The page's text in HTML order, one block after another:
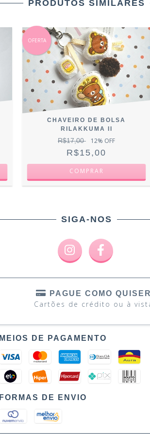
PRODUTOS SIMILARES
OFERTA
CHAVEIRO DE BOLSA
RILAKKUMA II
R$17,00 12% OFF
R$15,00
SIGA-NOS
PAGUE COMO QUISER
Cartões de crédito ou à
MEIOS DE PAGAMENTO
FORMAS DE ENVIO